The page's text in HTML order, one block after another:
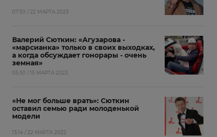
07:30 / 22 МАРТА 2023
Валерий Сюткин: «Агузарова -
«марсианка» только в своих выходках,
а когда обсуждает гонорары - очень
земная»
05:30 / 15 МАРТА 2023
«Не мог больше врать»: Сюткин
оставил семью ради молоденькой
модели
13:14 / 22 МАРТА 2022